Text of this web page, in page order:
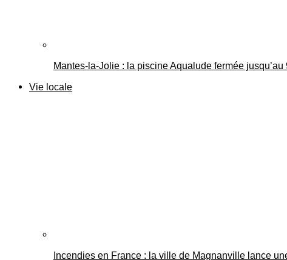
Mantes-la-Jolie : la piscine Aqualude fermée
Vie locale
Incendies en France : la ville de Magnanville lance